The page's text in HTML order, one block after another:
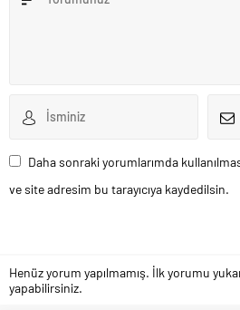
Daha sonraki yorumlarımda
ve site adresim bu tarayıcıya kaydedilsin.
Henüz yorum yapılmamış. İlk yorumu
yapabilirsiniz.